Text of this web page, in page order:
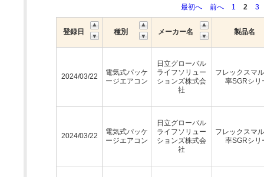
最初へ
前へ 1 2 3
登録日 種別 メーカー名 製品名
2024/03/22
電気式パッケ
ージエアコン
日立グローバル
ライフソリュー
ションズ株式会
社
フレックスマ
率SGRシリ
2024/03/22
電気式パッケ
ージエアコン
日立グローバル
ライフソリュー
ションズ株式会
社
フレックスマ
率SGRシリ